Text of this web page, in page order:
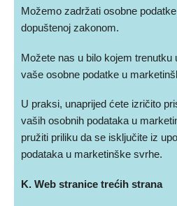
Možemo zadržati osobne
dopuštenoj zakonom.
Možete nas u bilo kojem trenutku
vaše osobne podatke u
U praksi, unaprijed ćete izričito
vaših osobnih podataka u
pružiti priliku da se isključite iz
podataka u marketinške svrhe.
K. Web stranice trećih strana